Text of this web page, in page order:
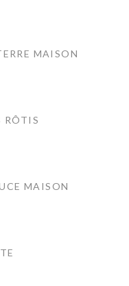
MAISON
RÔTIS
MAISON